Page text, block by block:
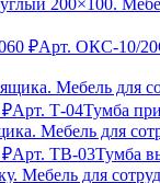
₽Арт. ОКС-10/20
₽Арт. Т-04Тумба
₽Арт. ТВ-03Тумба